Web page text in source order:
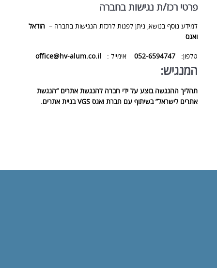
פרטי רכז/ת נגישות בחברה
למידע נוסף בנושא, ניתן לפנות לרכזת הנגישות בחברה – הודאל
ואגס
טלפון: 052-6594747 אימייל :
המנגיש:
תהליך ההנגשה בוצע על ידי חברה להנגשת אתרים “הנגשת
אתרים לישראל” בשיתוף עם חברת ואגס VGS בניית אתרים.